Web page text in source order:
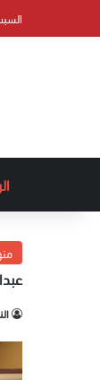
السبت 8